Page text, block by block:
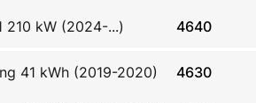
210 kW (2024-...) 4640
41 kWh (2019-2020) 4630